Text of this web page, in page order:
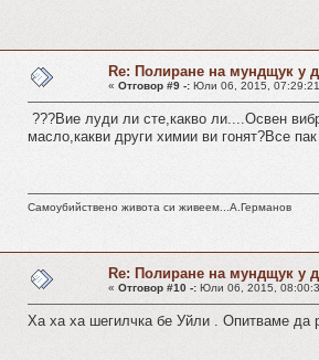
Re: Полиране на мундщук у
« Отговор #9 -: Юли 06, 2015,
???Вие луди ли сте,какво ли....Освен
масло,какви други химии ви гонят?Все
Самоубийствено живота си живеем...А.Германов
Re: Полиране на мундщук у
« Отговор #10 -: Юли 06, 2015,
Ха ха ха шегилчка бе Уйли . Опитваме да